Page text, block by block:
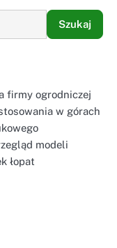
Szukaj
firmy ogrodniczej
w górach
modeli
łopat